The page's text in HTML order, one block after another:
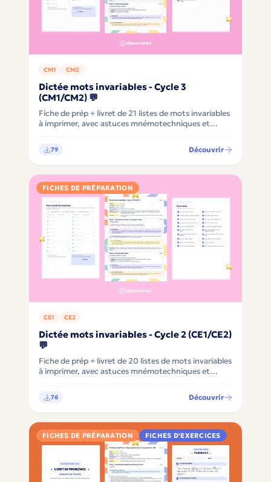
CM1 CM2
Dictée mots invariables - Cycle 3
(CM1/CM2) 💬
Fiche de prép + livret de 21 listes de mots invariables
à imprimer, avec astuces mnémotechniques et
79 Découvrir
FICHES DE PRÉPARATION
CE1 CE2
Dictée mots invariables - Cycle 2 (CE1/CE2)
💬
Fiche de prép + livret de 20 listes de mots invariables
à imprimer, avec astuces mnémotechniques et
76 Découvrir
FICHES DE PRÉPARATION FICHES D'EXERCICES